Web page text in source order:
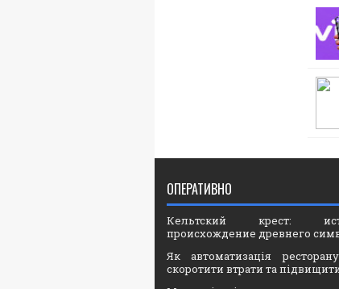
ОПЕРАТИВНО
Кельтский крест:
происхождение древнего
Як автоматизація
скоротити втрати та